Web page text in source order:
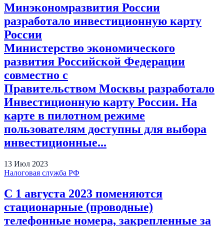
Минэкономразвития России
разработало инвестиционную карту
России
Министерство экономического
развития Российской Федерации
совместно с
Правительством Москвы разработало
Инвестиционную карту России. На
карте в пилотном режиме
пользователям доступны для выбора
инвестиционные...
13 Июл 2023
Налоговая служба РФ
С 1 августа 2023 поменяются
стационарные (проводные)
телефонные номера, закрепленные за